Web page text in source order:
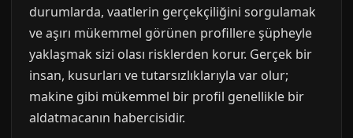
durumlarda, vaatlerin gerçekçiliğini sorgulamak
ve aşırı mükemmel görünen profillere şüpheyle
yaklaşmak sizi olası risklerden korur. Gerçek bir
insan, kusurları ve tutarsızlıklarıyla var olur;
makine gibi mükemmel bir profil genellikle bir
aldatmacanın habercisidir.